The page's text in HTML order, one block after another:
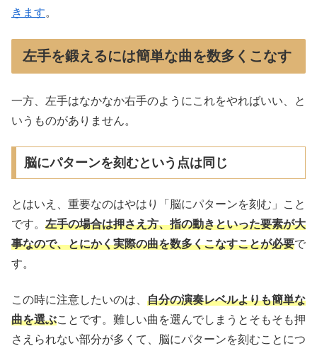
きます。
左手を鍛えるには簡単な曲を数多くこなす
一方、左手はなかなか右手のようにこれをやればいい、と
いうものがありません。
脳にパターンを刻むという点は同じ
とはいえ、重要なのはやはり「脳にパターンを刻む」こと
です。 左手の場合は押さえ方、指の動きといった要素が大
事なので、とにかく実際の曲を数多くこなすことが必要で
す。
この時に注意したいのは、 自分の演奏レベルよりも簡単な
曲を選ぶことです。難しい曲を選んでしまうとそもそも押
さえられない部分が多くて、脳にパターンを刻むことにつ